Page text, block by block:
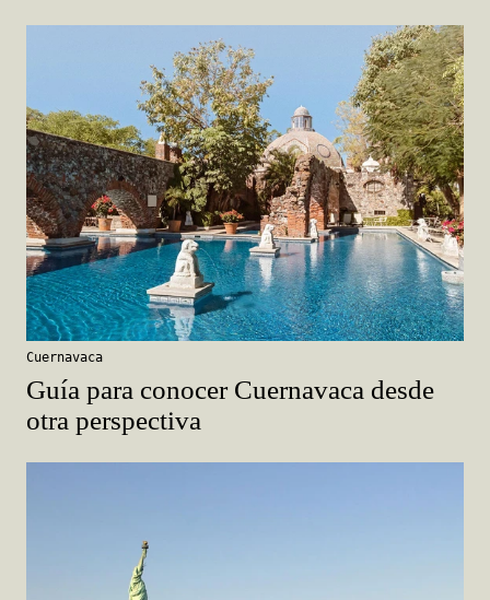
Cuernavaca
Guía para conocer Cuernavaca desde
otra perspectiva